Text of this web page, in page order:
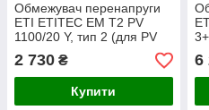
Обмежувач перенапруги
ETI ETITEC EM T2 PV
1100/20 Y, тип 2 (для PV
систем)
2 730 ₴
Купити
6